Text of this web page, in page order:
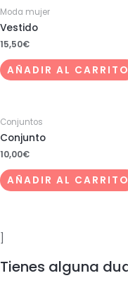
Moda mujer
Vestido
15,50€
AÑADIR AL CARRITO
Conjuntos
Conjunto
10,00€
AÑADIR AL CARRITO
Tienes alguna